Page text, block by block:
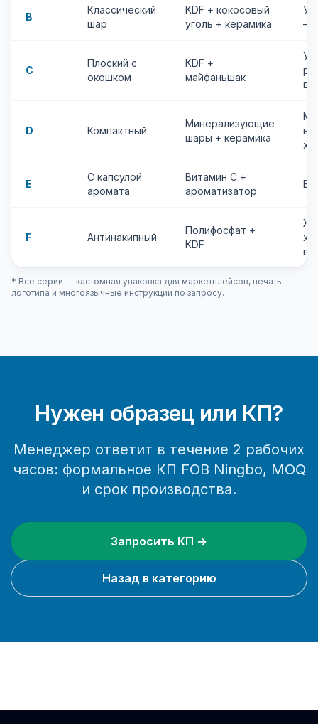
B
Классический
шар
KDF + кокосовый
уголь + керамика
—
C
Плоский с
окошком
KDF +
майфаньшак
D Компактный
Минерализующие
шары + керамика
E
С капсулой
аромата
Витамин C +
ароматизатор
F Антинакипный
Полифосфат +
KDF
* Все серии — кастомная упаковка для маркетплейсов, печать
логотипа и многоязычные инструкции по запросу.
Нужен образец или КП?
Менеджер ответит в течение 2 рабочих
часов: формальное КП FOB Ningbo, MOQ
и срок производства.
Запросить КП →
Назад в категорию